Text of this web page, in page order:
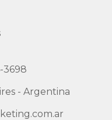
3698
- Argentina